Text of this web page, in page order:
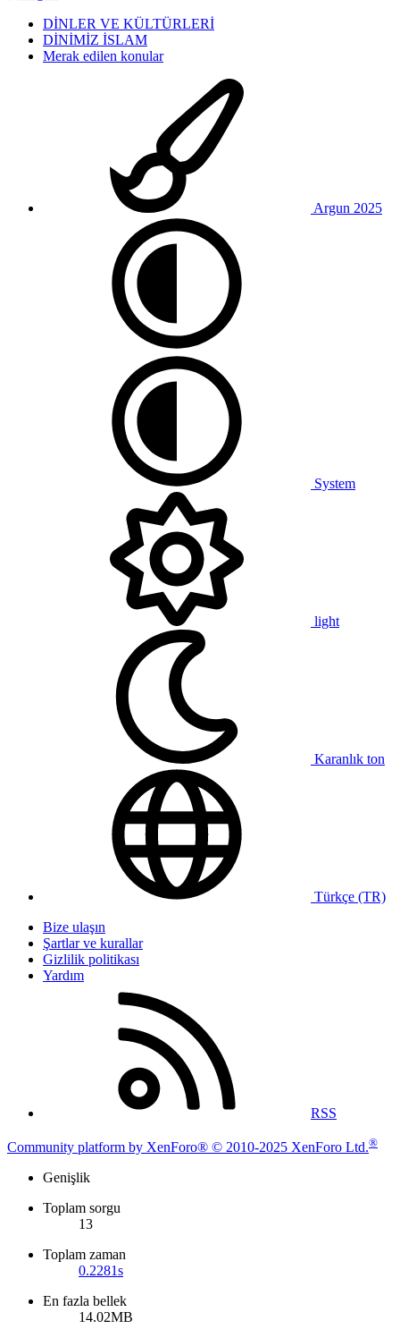
DİNLER VE KÜLTÜRLERİ
DİNİMİZ İSLAM
Merak edilen konular
Argun 2025
System
light
Karanlık ton
Türkçe (TR)
Bize ulaşın
Şartlar ve kurallar
Gizlilik politikası
Yardım
RSS
Community platform by XenForo® © 2010-2025 XenForo Ltd.®
Genişlik
Toplam sorgu
13
Toplam zaman
0.2281s
En fazla bellek
14.02MB